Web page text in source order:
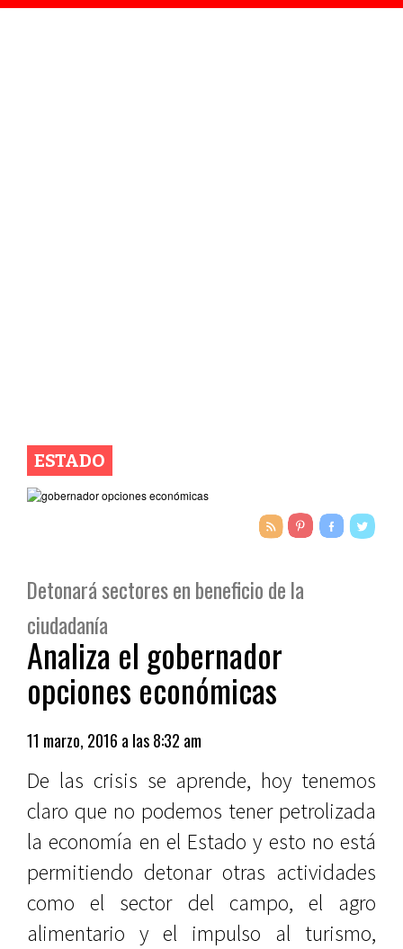
ESTADO
Detonará sectores en beneficio de la
ciudadanía
Analiza el gobernador
opciones económicas
11 marzo, 2016 a las 8:32 am
De las crisis se aprende, hoy tenemos
claro que no podemos tener petrolizada
la economía en el Estado y esto no está
permitiendo detonar otras actividades
como el sector del campo, el agro
alimentario y el impulso al turismo,